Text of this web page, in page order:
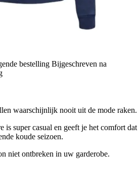
bestelling Bijgeschreven na
waarschijnlijk nooit uit de mode raken.
is super casual en geeft je het comfort dat
koude seizoen.
niet ontbreken in uw garderobe.